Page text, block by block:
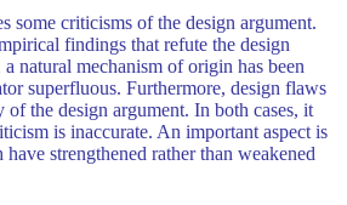
some criticisms of the design argument.
findings that refute the design
natural mechanism of origin has been
superfluous. Furthermore, design flaws
of the design argument. In both cases, it
is inaccurate. An important aspect is
have strengthened rather than weakened